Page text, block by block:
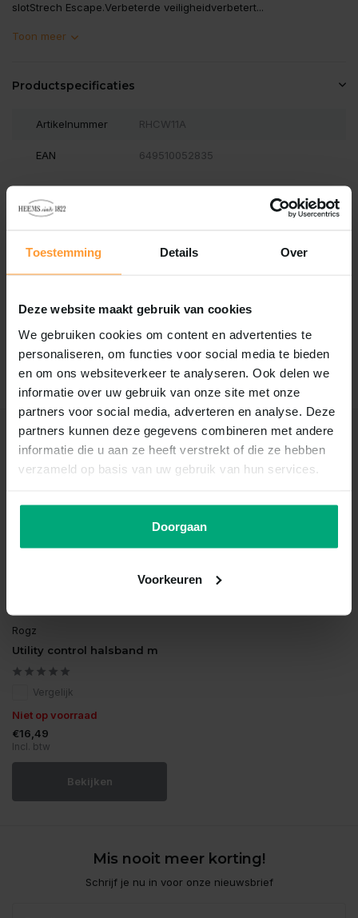
Toestemming Details Over
Deze website maakt gebruik van cookies
We gebruiken cookies om content en advertenties te
personaliseren, om functies voor social media te bieden
en om ons websiteverkeer te analyseren. Ook delen we
informatie over uw gebruik van onze site met onze
partners voor social media, adverteren en analyse. Deze
partners kunnen deze gegevens combineren met andere
informatie die u aan ze heeft verstrekt of die ze hebben
verzameld op basis van uw gebruik van hun services.
Doorgaan
Voorkeuren
slotStrech Escape.Verbeterde veiligheidverbetert...
Toon meer
Productspecificaties
Artikelnummer RHCW11A
EAN 649510052835
Reviews
Recent bekeken
Rogz
Utility control halsband m
Vergelijk
Niet op voorraad
€16,49
Incl. btw
Bekijken
Mis nooit meer korting!
Schrijf je nu in voor onze nieuwsbrief